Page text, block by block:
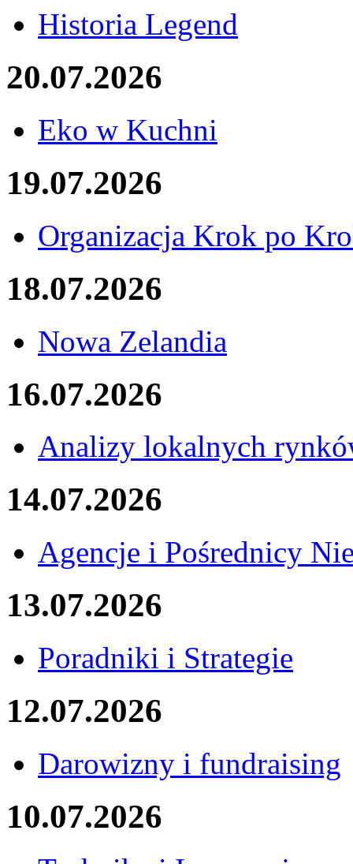
Historia Legend
20.07.2026
Eko w Kuchni
19.07.2026
Organizacja Krok po
18.07.2026
Nowa Zelandia
16.07.2026
Analizy lokalnych
14.07.2026
Agencje i Pośrednicy
13.07.2026
Poradniki i Strategie
12.07.2026
Darowizny i fundraising
10.07.2026